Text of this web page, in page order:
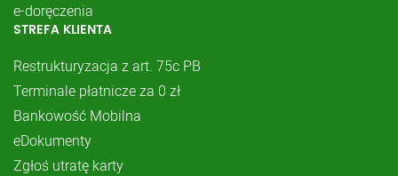
e-doręczenia
STREFA KLIENTA
Restrukturyzacja z art. 75c PB
Terminale płatnicze za 0 zł
Bankowość Mobilna
eDokumenty
Zgłoś utratę karty